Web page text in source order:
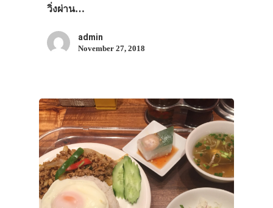
วิ่งผ่าน…
admin
November 27, 2018